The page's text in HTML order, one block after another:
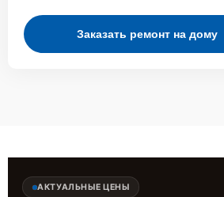
Заказать ремонт на дому
АКТУАЛЬНЫЕ ЦЕНЫ